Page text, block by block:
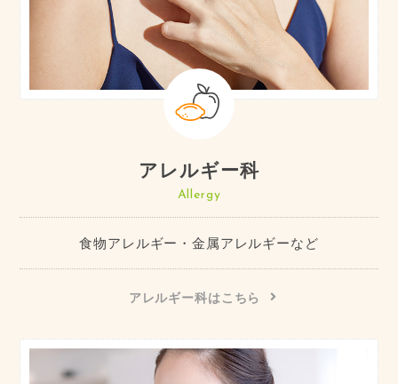
アレルギー科
Allergy
食物アレルギー・金属アレルギーなど
アレルギー科はこちら